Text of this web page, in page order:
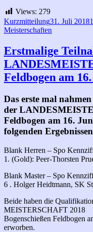
Views: 279
Format
KurzmitteilungVeröffentlicht
am
31. Juli 2018
Meisterschaften
Erstmalige
Feldbogen am
Das erste mal
der
Feldbogen am 16.
folgenden
Blank Herren – Spo
1. (Gold): Peer-Thorsten
Blank Master – Spo
6 . Holger Heidtmann, SK
Beide haben die
MEISTERSCHAFT 2018
Bogenschießen Feldbogen
erworben.